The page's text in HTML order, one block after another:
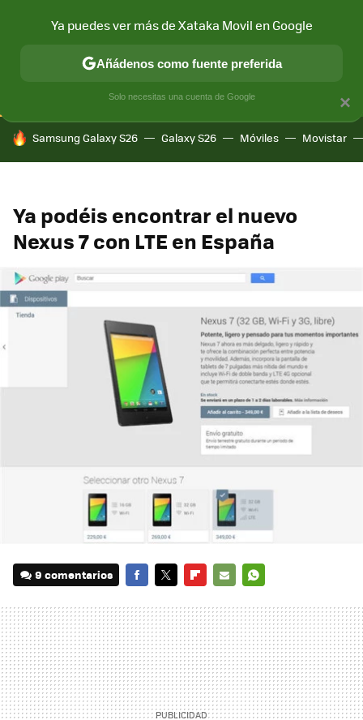
CONECTIVIDAD MÓVIL Y SOCIEDAD APLICACIONES
HOY SE HABLA DE
Samsung Galaxy S26 Galaxy S26 Móviles Movistar
Ya podéis encontrar el nuevo
Nexus 7 con LTE en España
9 comentarios
MAIL
×
Ya puedes ver más de Xataka Movil en Google
Añádenos como fuente preferida
Solo necesitas una cuenta de Google